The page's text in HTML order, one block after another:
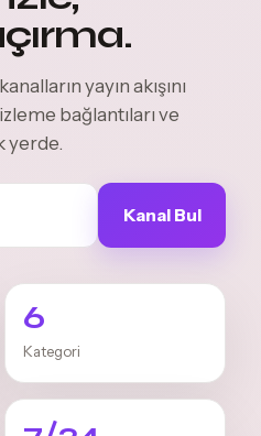
yayın akışını
bağlantıları ve
yerde.
Kanal Bul
6
Kategori